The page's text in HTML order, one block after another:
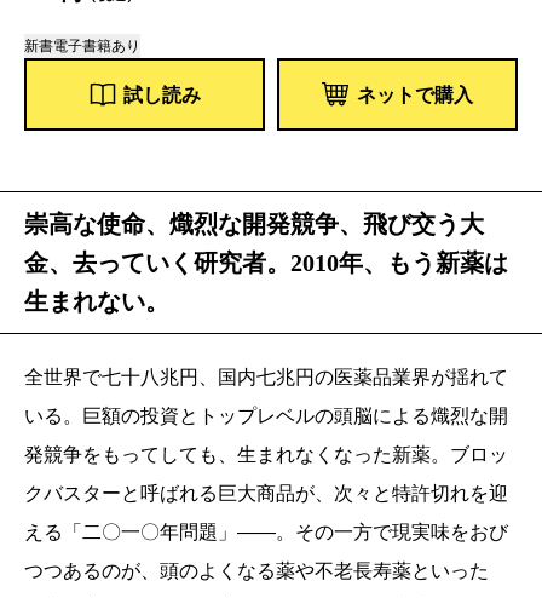
新書電子書籍あり
試し読み ネットで購入
崇高な使命、熾烈な開発競争、飛び交う大
金、去っていく研究者。2010年、もう新薬は
生まれない。
全世界で七十八兆円、国内七兆円の医薬品業界が揺れて
いる。巨額の投資とトップレベルの頭脳による熾烈な開
発競争をもってしても、生まれなくなった新薬。ブロッ
クバスターと呼ばれる巨大商品が、次々と特許切れを迎
える「二〇一〇年問題」――。その一方で現実味をおび
つつあるのが、頭のよくなる薬や不老長寿薬といった